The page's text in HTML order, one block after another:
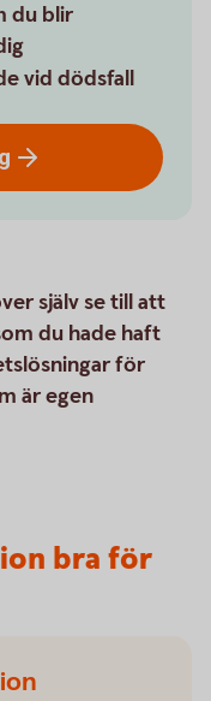
du blir
vid dödsfall
själv se till att
du hade haft
för
är egen
bra för